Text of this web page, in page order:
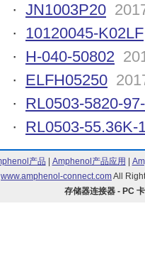
· JN1003P20
· 10120045-K02LF
· H-040-50802
· ELFH05250
· RL0503-5820-
· RL0503-55.36K-
产品 Amphenol产品应用
www.amphenol-connect.comAll
存储器连接器 - PC